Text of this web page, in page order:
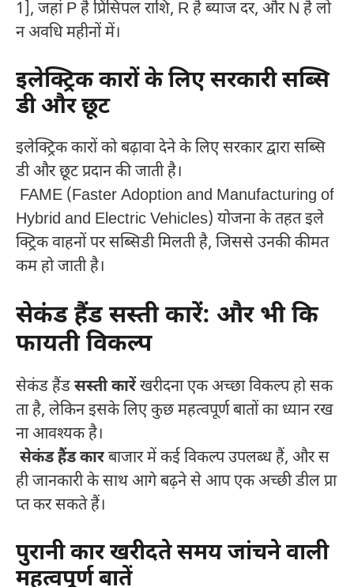
1], जहां P है प्रिंसिपल राशि, R है ब्याज दर, और N है लो
न अवधि महीनों में।
इलेक्ट्रिक कारों के लिए सरकारी सब्सि
डी और छूट
इलेक्ट्रिक कारों को बढ़ावा देने के लिए सरकार द्वारा सब्सि
डी और छूट प्रदान की जाती है।
FAME (Faster Adoption and Manufacturing of
Hybrid and Electric Vehicles) योजना के तहत इले
क्ट्रिक वाहनों पर सब्सिडी मिलती है, जिससे उनकी कीमत
कम हो जाती है।
सेकंड हैंड सस्ती कारें: और भी कि
फायती विकल्प
सेकंड हैंडसस्ती कारेंखरीदना एक अच्छा विकल्प हो सक
ता है, लेकिन इसके लिए कुछ महत्वपूर्ण बातों का ध्यान रख
ना आवश्यक है।
सेकंड हैंड कारबाजार में कई विकल्प उपलब्ध हैं, और स
ही जानकारी के साथ आगे बढ़ने से आप एक अच्छी डील प्रा
प्त कर सकते हैं।
पुरानी कार खरीदते समय जांचने वाली
महत्वपूर्ण बातें